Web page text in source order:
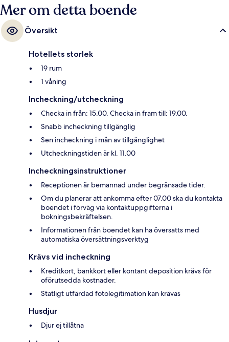
Mer om detta boende
Översikt
Hotellets storlek
19 rum
1 våning
Incheckning/utcheckning
Checka in från: 15.00. Checka in fram till: 19.00.
Snabb incheckning tillgänglig
Sen incheckning i mån av tillgänglighet
Utcheckningstiden är kl. 11.00
Incheckningsinstruktioner
Receptionen är bemannad under begränsade tider.
Om du planerar att ankomma efter 07.00 ska du kontakta
boendet i förväg via kontaktuppgifterna i
bokningsbekräftelsen.
Informationen från boendet kan ha översatts med
automatiska översättningsverktyg
Krävs vid incheckning
Kreditkort, bankkort eller kontant deposition krävs för
oförutsedda kostnader.
Statligt utfärdad fotolegitimation kan krävas
Husdjur
Djur ej tillåtna